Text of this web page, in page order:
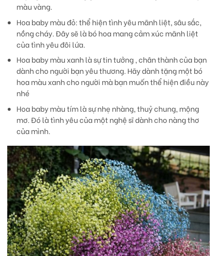
màu vàng.
Hoa baby màu đỏ:thể hiện tình yêu mãnh liệt, sâu sắc,
nồng cháy. Đây sẽ là bó hoa mang cảm xúc mãnh liệt
của tình yêu đôi lứa.
Hoa baby màu xanhlà sự tin tưởng , chân thành của bạn
dành cho người bạn yêu thương. Hãy dành tặng một bó
hoa màu xanh cho người mà bạn muốn thể hiện điều này
nhé
Hoa baby màu tímlà sự nhẹ nhàng, thuỷ chung, mộng
mơ. Đó là tình yêu của một nghệ sĩ dành cho nàng thơ
của mình.